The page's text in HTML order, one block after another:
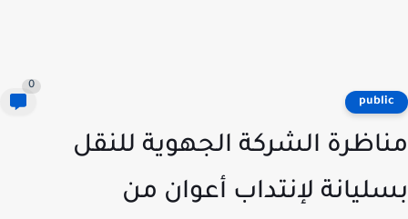
الشركة الجهوية للنقل
لإنتداب أعوان من